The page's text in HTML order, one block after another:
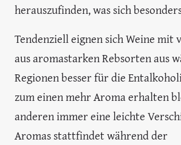
herauszufinden, was sich
Tendenziell eignen sich Weine mit
aus aromastarken Rebsorten aus
Regionen besser für die
zum einen mehr Aroma erhalten
anderen immer eine leichte
Aromas stattfindet während der